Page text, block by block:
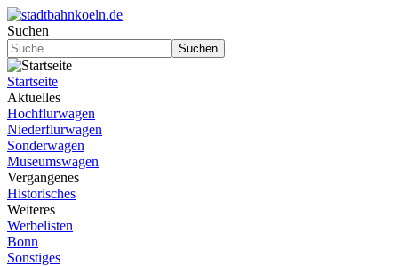
Suchen
Suchen
Startseite
Aktuelles
Hochflurwagen
Niederflurwagen
Sonderwagen
Museumswagen
Vergangenes
Historisches
Weiteres
Werbelisten
Bonn
Sonstiges